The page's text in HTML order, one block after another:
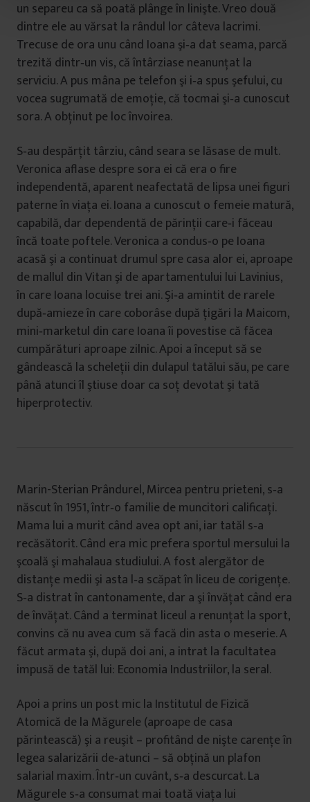
un separeu ca să poată plânge în linişte. Vreo două
dintre ele au vărsat la rândul lor câteva lacrimi.
Trecuse de ora unu când Ioana şi‐a dat seama, parcă
trezită dintr‐un vis, că întârziase neanunţat la
serviciu. A pus mâna pe telefon şi i‐a spus şefului, cu
vocea sugrumată de emoţie, că tocmai şi‐a cunoscut
sora. A obţinut pe loc învoirea.
S‐au despărţit târziu, când seara se lăsase de mult.
Veronica aflase despre sora ei că era o fire
independentă, aparent neafectată de lipsa unei figuri
paterne în viaţa ei. Ioana a cunoscut o femeie matură,
capabilă, dar dependentă de părinţii care‐i făceau
încă toate poftele. Veronica a condus‐o pe Ioana
acasă şi a continuat drumul spre casa alor ei, aproape
de mallul din Vitan şi de apartamentului lui Lavinius,
în care Ioana locuise trei ani. Şi‐a amintit de rarele
după‐amieze în care coborâse după ţigări la Maicom,
mini‐marketul din care Ioana îi povestise că făcea
cumpărături aproape zilnic. Apoi a început să se
gândească la scheleţii din dulapul tatălui său, pe care
până atunci îl ştiuse doar ca soţ devotat şi tată
hiperprotectiv.
Marin-Sterian Prândurel, Mircea pentru prieteni, s‐a
născut în 1951, într‐o familie de muncitori calificaţi.
Mama lui a murit când avea opt ani, iar tatăl s‐a
recăsătorit. Când era mic prefera sportul mersului la
şcoală şi mahalaua studiului. A fost alergător de
distanţe medii şi asta l‐a scăpat în liceu de corigenţe.
S‐a distrat în cantonamente, dar a şi învăţat când era
de învăţat. Când a terminat liceul a renunţat la sport,
convins că nu avea cum să facă din asta o meserie. A
făcut armata şi, după doi ani, a intrat la facultatea
impusă de tatăl lui: Economia Industriilor, la seral.
Apoi a prins un post mic la Institutul de Fizică
Atomică de la Măgurele (aproape de casa
părintească) şi a reuşit – profitând de nişte carenţe în
legea salarizării de‐atunci – să obţină un plafon
salarial maxim. Într‐un cuvânt, s‐a descurcat. La
Măgurele s‐a consumat mai toată viaţa lui